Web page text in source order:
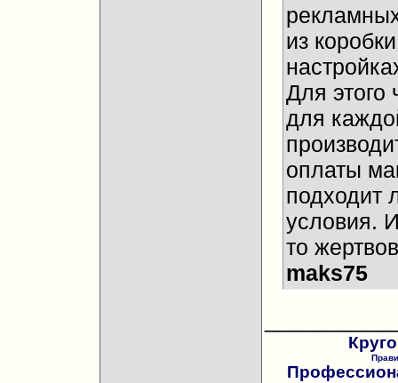
из
Для этого
для
оплаты
подходит
условия.
то
maks75